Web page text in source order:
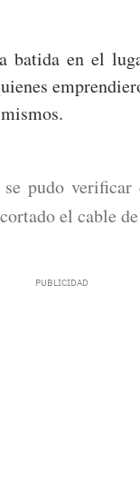
batida en el
pudo
el cable